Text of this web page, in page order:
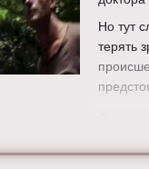
Но тут
терять
Пол